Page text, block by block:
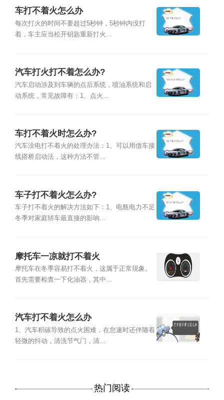
车打不着火怎么办
每次打火的时间不要超过5秒钟，5秒钟内没打
着，车主应当松开钥匙重新打火...
汽车打火打不着怎么办?
汽车启动涉及到车辆的点后系统，喷油系统和启
动系统，常见故障有：1、点火...
车打不着火时怎么办?
汽车没电打不着火的处理办法：1、可以用借车接
线搭桥启动法，这种方法不管...
车子打不着火怎么办?
车子打不着火的解决方法如下：1、电瓶电力不足
冬季对家庭轿车最直接的影响...
摩托车一凉就打不着火
摩托车在冬季容易打不着火，这属于正常现象。
首先需要检查一下化油器，其中...
汽车打不着火怎么办
1、汽车积碳导致的点火困难，在怠速时还伴随着
轻微的抖动，清洗节气门，清...
热门阅读